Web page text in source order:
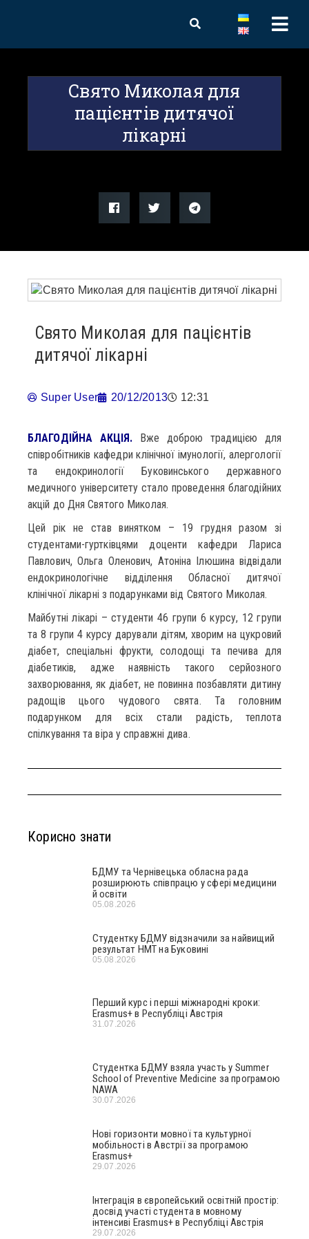
Свято Миколая для
пацієнтів дитячої
лікарні
Свято Миколая для пацієнтів
дитячої лікарні
Super User 20/12/2013 12:31
БЛАГОДІЙНА АКЦІЯ. Вже доброю традицією для
співробітників кафедри клінічної імунології, алергології
та ендокринології Буковинського державного
медичного університету стало проведення благодійних
акцій до Дня Святого Миколая.
Цей рік не став винятком – 19 грудня разом зі
студентами-гуртківцями доценти кафедри Лариса
Павлович, Ольга Оленович, Атоніна Ілюшина відвідали
ендокринологічне відділення Обласної дитячої
клінічної лікарні з подарунками від Святого Миколая.
Майбутні лікарі – студенти 46 групи 6 курсу, 12 групи
та 8 групи 4 курсу дарували дітям, хворим на цукровий
діабет, спеціальні фрукти, солодощі та печива для
діабетиків, адже наявність такого серйозного
захворювання, як діабет, не повинна позбавляти дитину
радощів цього чудового свята. Та головним
подарунком для всіх стали радість, теплота
спілкування та віра у справжні дива.
Корисно знати
БДМУ та Чернівецька обласна рада
розширюють співпрацю у сфері медицини
й освіти
05.08.2026
Студентку БДМУ відзначили за найвищий
результат НМТ на Буковині
05.08.2026
Перший курс і перші міжнародні кроки:
Erasmus+ в Республіці Австрія
31.07.2026
Студентка БДМУ взяла участь у Summer
School of Preventive Medicine за програмою
NAWA
30.07.2026
Нові горизонти мовної та культурної
мобільності в Австрії за програмою
Erasmus+
29.07.2026
Інтеграція в європейський освітній простір:
досвід участі студента в мовному
інтенсиві Erasmus+ в Республіці Австрія
29.07.2026